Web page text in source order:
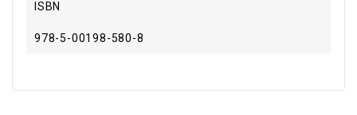
ISBN
978-5-00198-580-8